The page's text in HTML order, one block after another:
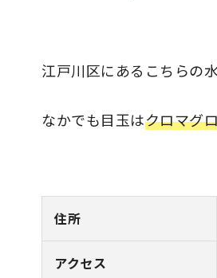
江戸川区にあるこちらの
なかでも目玉はクロマグ
住所
アクセス